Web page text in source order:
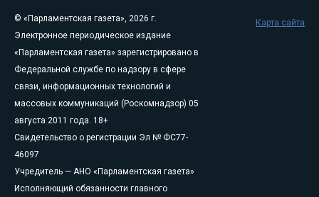
© «Парламентская газета», 2026 г.
Электронное периодическое издание
«Парламентская газета» зарегистрировано в
Федеральной службе по надзору в сфере
связи, информационных технологий и
массовых коммуникаций (Роскомнадзор) 05
августа 2011 года. 18+
Свидетельство о регистрации Эл № ФС77-
46097
Учредитель — АНО «Парламентская газета»
Исполняющий обязанности главного
Карта сайта